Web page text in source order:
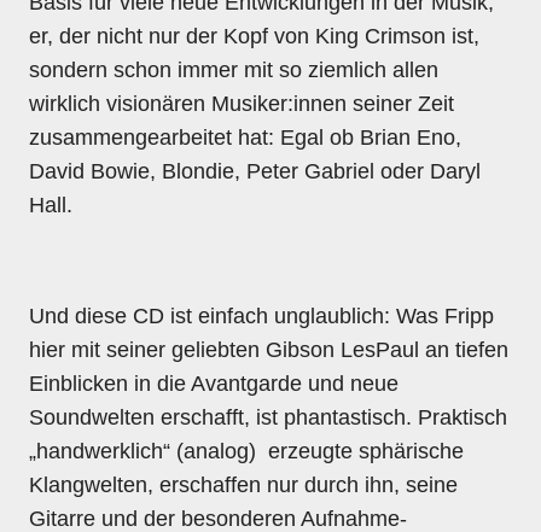
er, der nicht nur der Kopf von King Crimson ist,
sondern schon immer mit so ziemlich allen
wirklich visionären Musiker:innen seiner Zeit
zusammengearbeitet hat: Egal ob Brian Eno,
David Bowie, Blondie, Peter Gabriel oder Daryl
Hall.
Und diese CD ist einfach unglaublich: Was Fripp
hier mit seiner geliebten Gibson LesPaul an tiefen
Einblicken in die Avantgarde und neue
Soundwelten erschafft, ist phantastisch. Praktisch
„handwerklich“ (analog) erzeugte sphärische
Klangwelten, erschaffen nur durch ihn, seine
Gitarre und der besonderen Aufnahme-